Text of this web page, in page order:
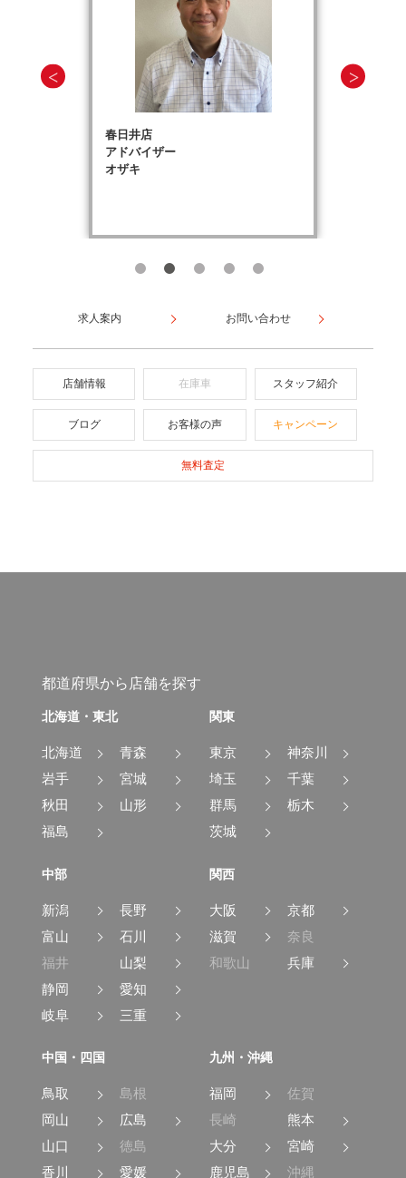
春日井店
アドバイザー
オザキ
求人案内 お問い合わせ
店舗情報 在庫車 スタッフ紹介
ブログ お客様の声 キャンペーン
無料査定
都道府県から店舗を探す
北海道・東北
北海道
青森
岩手
宮城
秋田
山形
福島
関東
東京
神奈川
埼玉
千葉
群馬
栃木
茨城
中部
新潟
長野
富山
石川
福井
山梨
静岡
愛知
岐阜
三重
関西
大阪
京都
滋賀
奈良
和歌山
兵庫
中国・四国
鳥取
島根
岡山
広島
山口
徳島
香川
愛媛
九州・沖縄
福岡
佐賀
長崎
熊本
大分
宮崎
鹿児島
沖縄